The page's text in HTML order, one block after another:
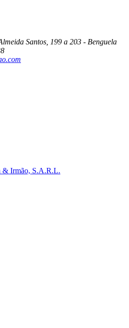
Santos, 199 a 203 - Benguela
& Irmão, S.A.R.L.